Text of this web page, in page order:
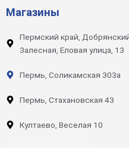
Магазины
Пермский край,
Залесная, Еловая улица, 13
Пермь, Соликамская 303а
Пермь, Стахановская 43
Култаево, Веселая 10